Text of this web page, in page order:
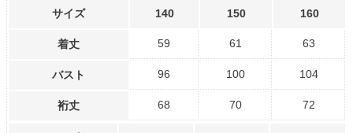
サイズ 140 150 160
着丈 59 61 63
バスト 96 100 104
裄丈 68 70 72